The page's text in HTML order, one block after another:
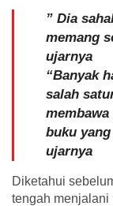
” Dia
memang
ujarnya
“Banyak
salah
buku
ujarnya
Diketahui
tengah menjalani